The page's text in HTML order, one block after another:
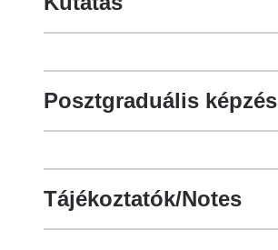
Posztgraduális képzés
Tájékoztatók/Notes